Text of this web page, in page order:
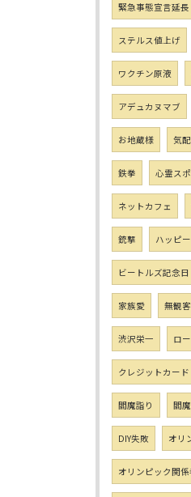
緊急事態宣言延長
ステルス値上げ
ワクチン原液
アデュカヌマブ
お地蔵様 気
鉄拳 心霊ス
ネットカフェ
銃撃 ハッピー
ビートルズ記念日
家族愛 無観客
渋沢栄一 ロ
クレジットカード
閻魔詣り 閻
DIY失敗 オリ
オリンピック関